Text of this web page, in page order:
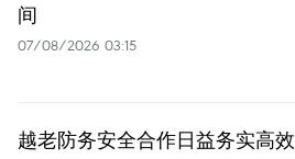
间
07/08/2026 03:15
越老防务安全合作日益务实高效